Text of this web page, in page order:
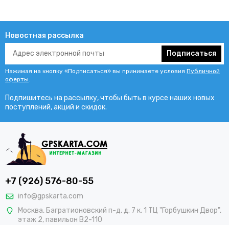
Новостная рассылка
Подписаться
Нажимая на кнопку «Подписаться» вы принимаете условия Публичной
оферты.
Подпишитесь на рассылку, чтобы быть в курсе наших новых
поступлений, акций и скидок.
+7 (926) 576-80-55
info@gpskarta.com
Москва, Багратионовский п-д, д. 7 к. 1 ТЦ "Горбушкин Двор",
этаж 2, павильон B2-110